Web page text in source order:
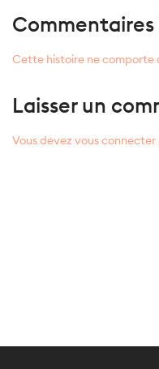
Commentaires
Cette histoire ne comporte
Laisser un
Vous devez vous